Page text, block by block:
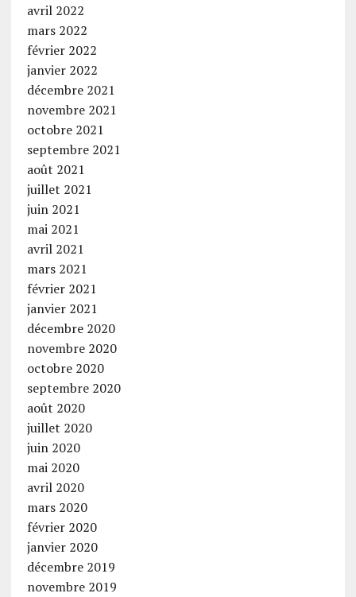
avril 2022
mars 2022
février 2022
janvier 2022
décembre 2021
novembre 2021
octobre 2021
septembre 2021
août 2021
juillet 2021
juin 2021
mai 2021
avril 2021
mars 2021
février 2021
janvier 2021
décembre 2020
novembre 2020
octobre 2020
septembre 2020
août 2020
juillet 2020
juin 2020
mai 2020
avril 2020
mars 2020
février 2020
janvier 2020
décembre 2019
novembre 2019